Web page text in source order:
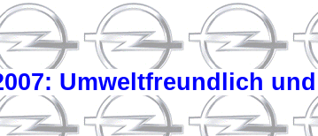
Umweltfreundlich